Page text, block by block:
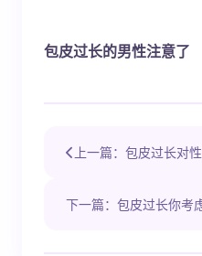
包皮过长的男性注意了
上一篇：包皮过长对
下一篇：包皮过长你考